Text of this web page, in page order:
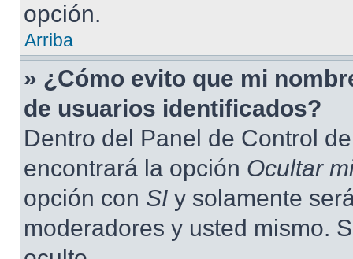
opción.
Arriba
» ¿Cómo evito que mi
de usuarios identificados?
Dentro del Panel de Control
encontrará la opción Ocultar
opción con SI y solamente
moderadores y usted mismo.